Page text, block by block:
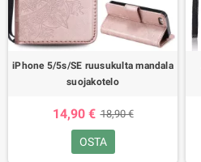
iPhone 5/5s/SE ruusukulta mandala
suojakotelo
14,90 € 18,90 €
OSTA